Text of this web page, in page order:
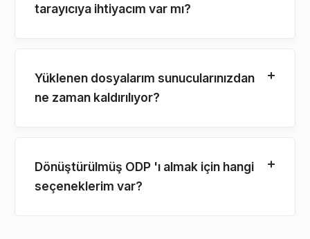
tarayıcıya ihtiyacım var mı?
Yüklenen dosyalarım sunucularınızdan
ne zaman kaldırılıyor?
Dönüştürülmüş ODP 'ı almak için hangi
seçeneklerim var?